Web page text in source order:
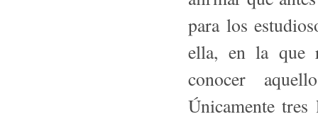
para los
ella, en la que
conocer
Únicamente